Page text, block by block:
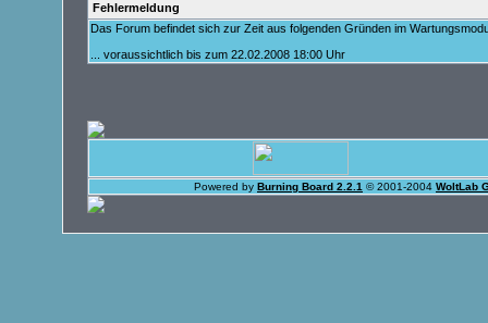
Fehlermeldung
Das Forum befindet sich zur Zeit aus folgenden Gründen im
... voraussichtlich bis zum 22.02.2008 18:00 Uhr
Powered by Burning Board 2.2.1 © 2001-2004 WoltLab